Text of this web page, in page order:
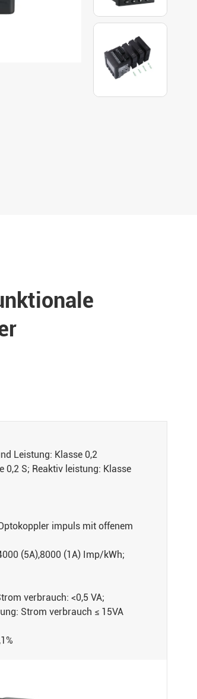
Leistung: Klasse 0,2
0,2 S; Reaktiv leistung: Klasse
impuls mit offenem
(5A),8000 (1A) Imp/kWh;
verbrauch: <0,5 VA;
Strom verbrauch ≤ 15VA